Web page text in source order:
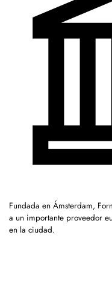
Fundada en Ámsterdam,
a un importante proveedor
en la ciudad.